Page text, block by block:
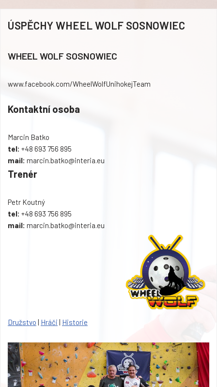
ÚSPĚCHY WHEEL WOLF SOSNOWIEC
WHEEL WOLF SOSNOWIEC
www.facebook.com/WheelWolfUnihokejTeam
Kontaktní osoba
Marcin Batko
tel: +48 693 756 895
mail: marcin.batko@interia.eu
Trenér
Petr Koutný
tel: +48 693 756 895
mail: marcin.batko@interia.eu
Družstvo | Hráči | Historie